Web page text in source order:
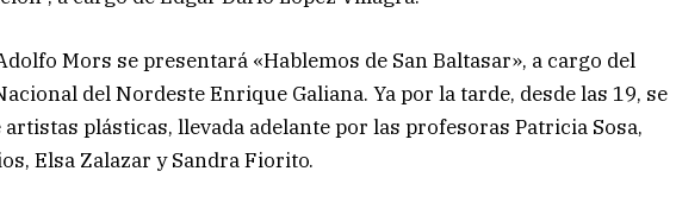
Mors se presentará «Hablemos de San Baltasar», a cargo del
del Nordeste Enrique Galiana. Ya por la tarde, desde las 19, se
plásticas, llevada adelante por las profesoras Patricia Sosa,
Elsa Zalazar y Sandra Fiorito.